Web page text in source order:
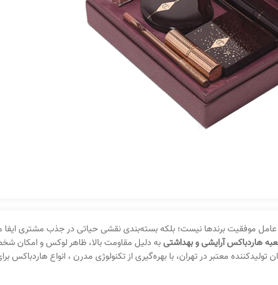
موفقیت برندها نیست؛ بلکه بسته‌بندی نقشی حیاتی در جذب مشتری
هاردباکس آرایشی و بهداشتیبه دلیل مقاومت بالا، ظاهر لوکس و امکان
معتبر در تهران، با بهره‌گیری از تکنولوژی مدرن ، انواع هاردباکس